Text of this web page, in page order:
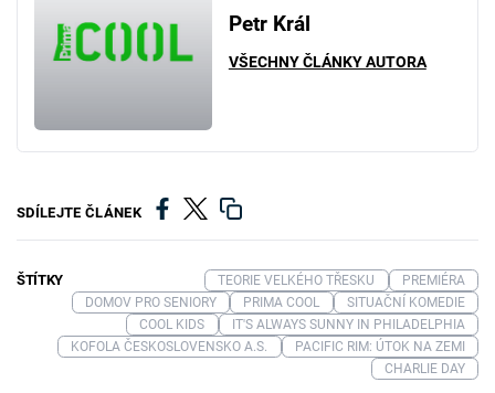
Petr Král
VŠECHNY ČLÁNKY AUTORA
SDÍLEJTE ČLÁNEK
ŠTÍTKY TEORIE VELKÉHO TŘESKU
PREMIÉRA
DOMOV PRO SENIORY
PRIMA COOL
SITUAČNÍ KOMEDIE
COOL KIDS
IT'S ALWAYS SUNNY IN PHILADELPHIA
KOFOLA ČESKOSLOVENSKO A.S.
PACIFIC RIM: ÚTOK NA ZEMI
CHARLIE DAY